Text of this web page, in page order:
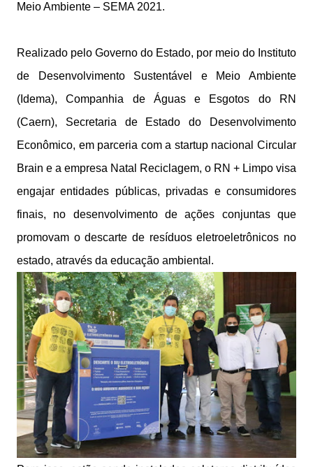
Meio Ambiente – SEMA 2021.
Realizado pelo Governo do Estado, por meio do Instituto
de Desenvolvimento Sustentável e Meio Ambiente
(Idema), Companhia de Águas e Esgotos do RN
(Caern), Secretaria de Estado do Desenvolvimento
Econômico, em parceria com a startup nacional Circular
Brain e a empresa Natal Reciclagem, o RN + Limpo visa
engajar entidades públicas, privadas e consumidores
finais, no desenvolvimento de ações conjuntas que
promovam o descarte de resíduos eletroeletrônicos no
estado, através da educação ambiental.